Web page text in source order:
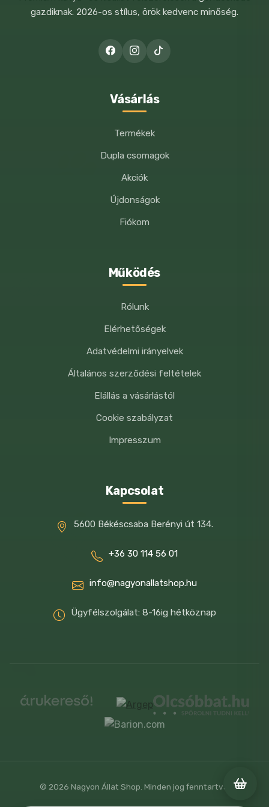
Etetési útmutató:
számára. Szobahőmérsékleten vagy
biztosítson friss vizet kedvencének!
A NEVEM, E-MAIL CÍMEM, ÉS
WEBOLDALCÍMEM MENTÉSE A
gazdiknak. 2026-os stílus, örök kedvenc minőség.
Vásárlás
Termékek
Dupla csomagok
Akciók
Újdonságok
Fiókom
Működés
Rólunk
Elérhetőségek
Adatvédelmi irányelvek
Általános szerződési feltételek
Elállás a vásárlástól
Cookie szabályzat
Impresszum
Kapcsolat
5600 Békéscsaba Berényi út 134.
+36 30 114 56 01
info@nagyonallatshop.hu
Ügyfélszolgálat: 8-16ig hétköznap
© 2026 Nagyon Állat Shop. Minden jog fenntartva.